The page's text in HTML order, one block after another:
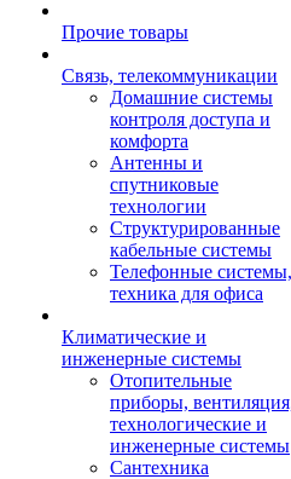
Прочие товары
Связь, телекоммуникации
Домашние системы
контроля доступа и
комфорта
Антенны и
спутниковые
технологии
Структурированные
кабельные системы
Телефонные системы,
техника для офиса
Климатические и
инженерные системы
Отопительные
приборы,
технологические и
инженерные системы
Сантехника